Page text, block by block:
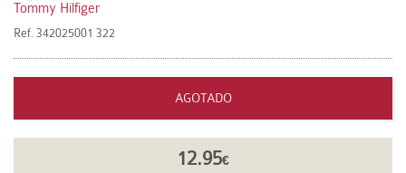
Tommy Hilfiger
Ref. 342025001 322
AGOTADO
12.95€